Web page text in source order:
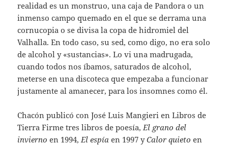
realidad es un monstruo, una caja de Pandora o un
inmenso campo quemado en el que se derrama una
cornucopia o se divisa la copa de hidromiel del
Valhalla. En todo caso, su sed, como digo, no era solo
de alcohol y «sustancias». Lo vi una madrugada,
cuando todos nos íbamos, saturados de alcohol,
meterse en una discoteca que empezaba a funcionar
justamente al amanecer, para los insomnes como él.
Chacón publicó con José Luis Mangieri en Libros de
Tierra Firme tres libros de poesía,El grano del
invierno en 1994,El espía en 1997 yCalor quieto en